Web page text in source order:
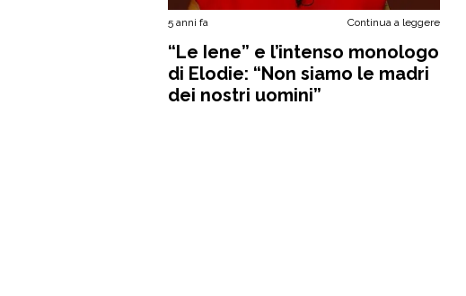
5 anni fa Continua a leggere
“Le Iene” e l’intenso monologo
di Elodie: “Non siamo le madri
dei nostri uomini”